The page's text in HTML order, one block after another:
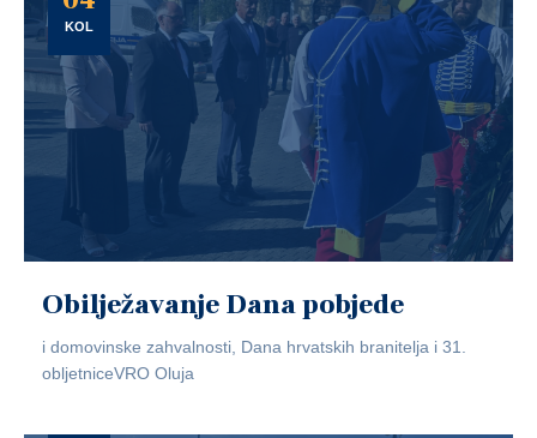
KOL
Obilježavanje Dana pobjede
i domovinske zahvalnosti, Dana hrvatskih branitelja i 31.
obljetniceVRO Oluja